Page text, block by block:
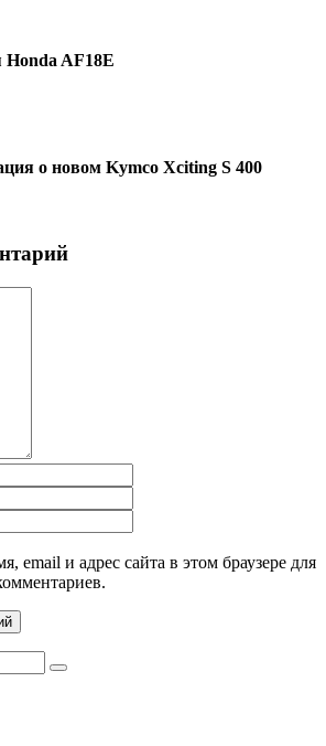
Honda AF18E
о новом Kymco Xciting S 400
email и адрес сайта в этом браузере для